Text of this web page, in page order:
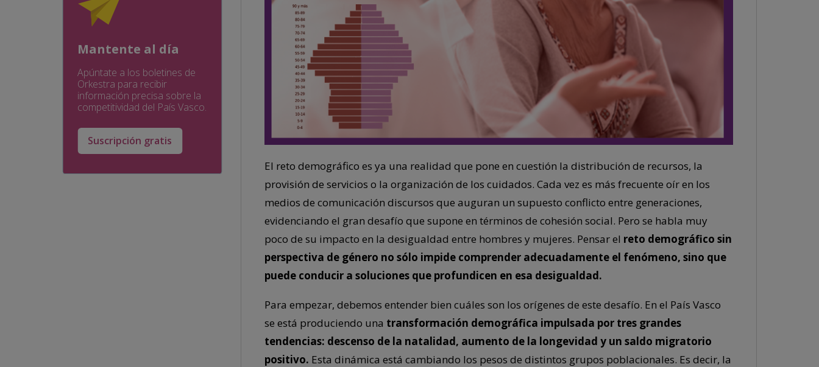
El reto demográfico es ya una realidad que pone en cuestión la distribución de recursos, la
provisión de servicios o la organización de los cuidados. Cada vez es más frecuente oír en los
medios de comunicación discursos que auguran un supuesto conflicto entre generaciones,
evidenciando el gran desafío que supone en términos de cohesión social. Pero se habla muy
poco de su impacto en la desigualdad entre hombres y mujeres. Pensar el reto demográfico sin
perspectiva de género no sólo impide comprender adecuadamente el fenómeno, sino que
puede conducir a soluciones que profundicen en esa desigualdad.
Para empezar, debemos entender bien cuáles son los orígenes de este desafío. En el País Vasco
se está produciendo una transformación demográfica impulsada por tres grandes
tendencias: descenso de la natalidad, aumento de la longevidad y un saldo migratorio
positivo. Esta dinámica está cambiando los pesos de distintos grupos poblacionales. Es decir, la
Mantente al día
Apúntate a los boletines de
Orkestra para recibir
información precisa sobre la
competitividad del País Vasco.
Suscripción gratis